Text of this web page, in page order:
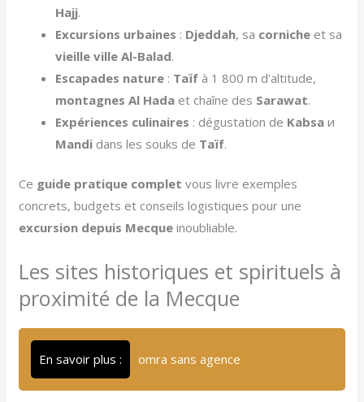
Hajj.
Excursions urbaines : Djeddah, sa corniche et sa
vieille ville Al-Balad.
Escapades nature : Taïf à 1 800 m d’altitude,
montagnes Al Hada et chaîne des Sarawat.
Expériences culinaires : dégustation de Kabsa и
Mandi dans les souks de Taïf.
Ce guide pratique complet vous livre exemples
concrets, budgets et conseils logistiques pour une
excursion depuis Mecque inoubliable.
Les sites historiques et spirituels à
proximité de la Mecque
En savoir plus : omra sans agence